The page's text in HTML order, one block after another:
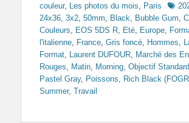
couleur, Les photos du mois, Paris Tags
24x36, 3x2, 50mm, Black, Bubble Gum,
Couleurs, EOS 5DS R, Eté, Europe,
l'italienne, France, Gris foncé, Hommes,
Format, Laurent DUFOUR, Marché des
Rouges, Matin, Morning, Objectif Standard
Pastel Gray, Poissons, Rich Black
Summer, Travail